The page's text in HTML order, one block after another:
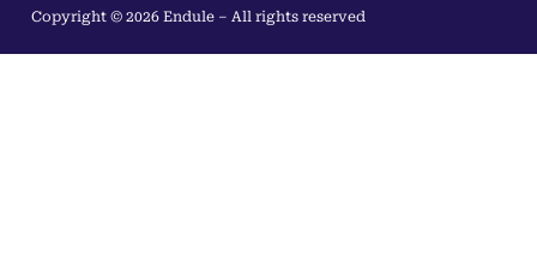
Copyright © 2026 Endule – All rights reserved